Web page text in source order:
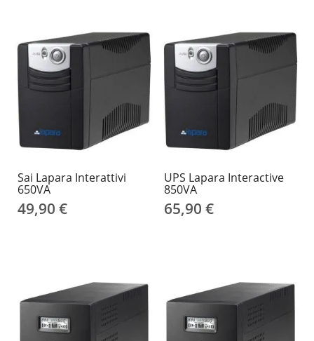
Sai Lapara Interattivi
650VA
49,90 €
UPS Lapara Interactive
850VA
65,90 €